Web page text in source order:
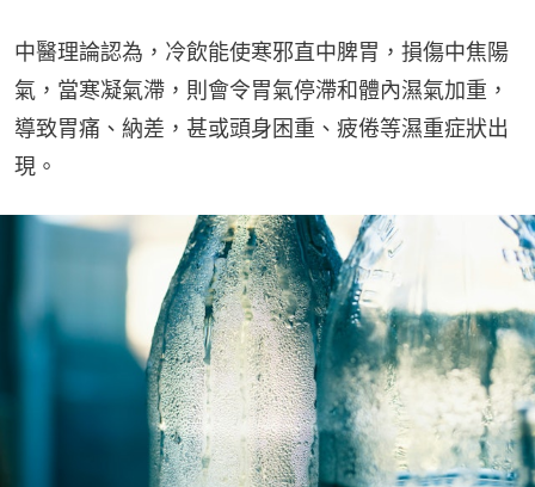
中醫理論認為，冷飲能使寒邪直中脾胃，損傷中焦陽
氣，當寒凝氣滯，則會令胃氣停滯和體內濕氣加重，
導致胃痛、納差，甚或頭身困重、疲倦等濕重症狀出
現。